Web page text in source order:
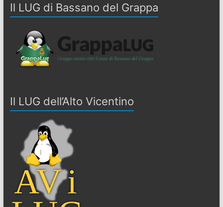
Il LUG di Bassano del Grappa
Il LUG dell’Alto Vicentino